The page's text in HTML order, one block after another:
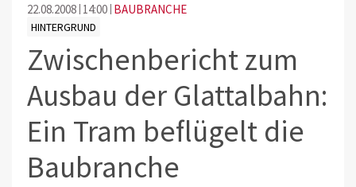
22.08.2008 14:00 BAUBRANCHE
HINTERGRUND
Zwischenbericht zum
Ausbau der Glattalbahn:
Ein Tram beflügelt die
Baubranche